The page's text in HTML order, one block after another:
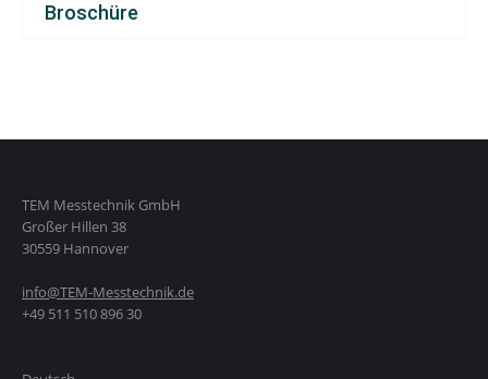
Broschüre
TEM Messtechnik GmbH
Großer Hillen 38
30559 Hannover
info@TEM-Messtechnik.de
+49 511 510 896 30